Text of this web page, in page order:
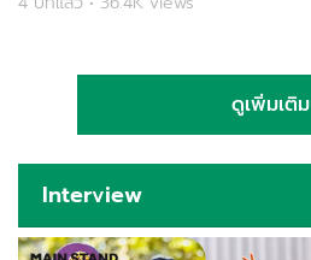
ดูเพิ่มเติม
Interview